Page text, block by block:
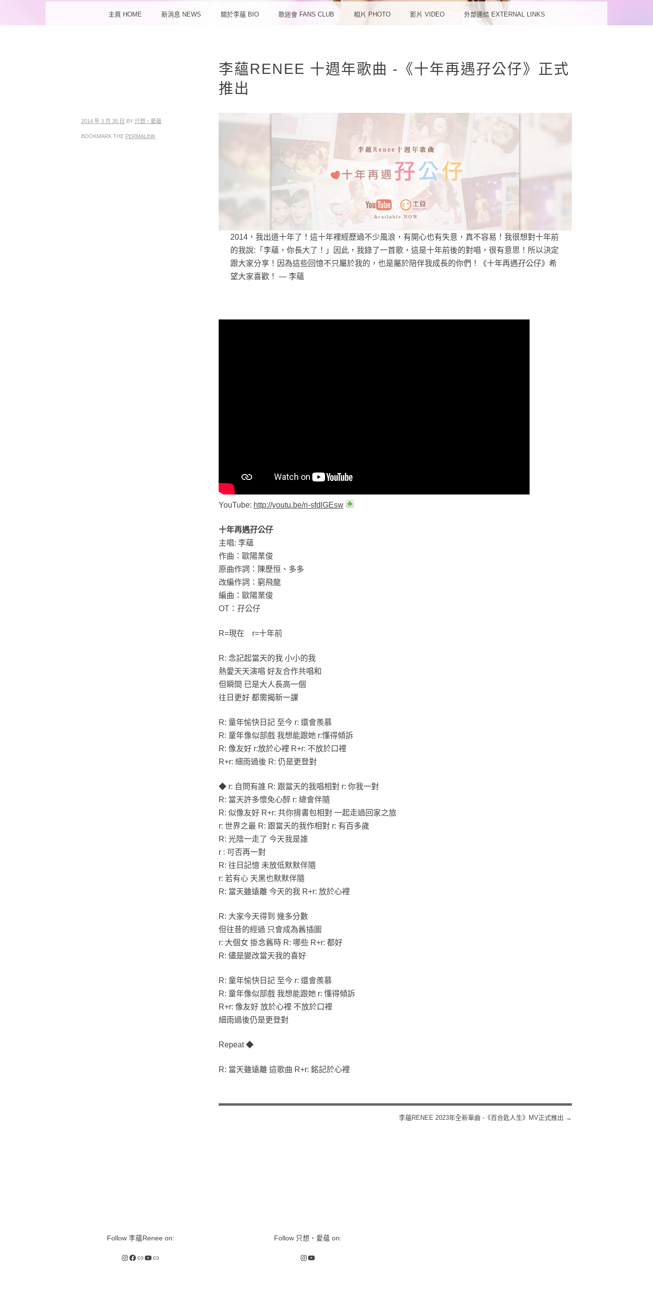
想‧愛蘊
MENU
SKIP TO CONTENT
主頁 HOME 新消息 NEWS 關於李蘊 BIO 歌迷會 FANS CLUB 相片 PHOTO 影片 VIDEO 外部連結 EXTERNAL LINKS
李蘊RENEE 十週年歌曲 -《十年再遇孖公仔》正式
推出
2014 年 3 月 30 日 BY 只想‧愛蘊
BOOKMARK THE PERMALINK
2014，我出道十年了！這十年裡經歷過不少風浪，有開心也有失意，真不容易！我很想對十年前
的我說:「李蘊，你長大了！」因此，我錄了一首歌，這是十年前後的對唱，很有意思！所以決定
跟大家分享！因為這些回憶不只屬於我的，也是屬於陪伴我成長的你們！《十年再遇孖公仔》希
望大家喜歡！ — 李蘊
YouTube: http://youtu.be/ri-sfdlGEsw
十年再遇孖公仔
主唱: 李蘊
作曲：歐陽業俊
原曲作詞：陳歷恒、多多
改編作詞：窮飛龍
編曲：歐陽業俊
OT：孖公仔
R=現在 r=十年前
R: ​念記起當天的我 小小的我
熱愛天天演唱 好友合作共唱和
​但瞬間 已是大人長高一個
往日更好 都需揭新一課
R:​ 童年愉快日記 至今 r: 還會羨慕
R:​ 童年像似部戲 我想能跟她 r:懂得傾訴
R: 像友好 r:放於心裡 R+r: 不放於口裡
R+r: ​細雨過後 R: 仍是更登對
◆ r:​ 自問有誰 R: 跟當天的我唱相對 r: 你我一對
R:​ 當天許多懷免心醉 r: 總會伴隨
R:​ 似像友好 R+r: 共你揹書包相對 一起走過回家之旅
r:​ 世界之最 R: 跟當天的我作相對 r: 有百多歲
R: ​光陰一走了 ​今天我是誰
r : ​可否再一對
R:​ 往日記憶 未放低默默伴隨
r:​ 若有心 天黑也默默伴隨
R: 當天雖遠離 今天的我 R+r: 放於心裡
R:​ 大家今天得到 幾多分數
但往昔的經過 只會成為舊插圖
r:​ 大個女 掛念舊時 R: 哪些 R+r: 都好
R: 儘是變改當天我的喜好
R:​ 童年愉快日記 至今 r: 還會羨慕
R:​ 童年像似部戲 我想能跟她 r: 懂得傾訴
R+r: 像友好 放於心裡 不放於口裡
​細雨過後仍是更登對
Repeat ◆
R:​ 當天雖遠離 這歌曲 R+r: 銘記於心裡
李蘊RENEE 2023年全新單曲 -《百合匙人生》MV正式推出 →
Follow 李蘊Renee on:
Instagram
Facebook
LinkYouTube
Link
Follow 只想‧愛蘊 on:
Instagram
YouTube